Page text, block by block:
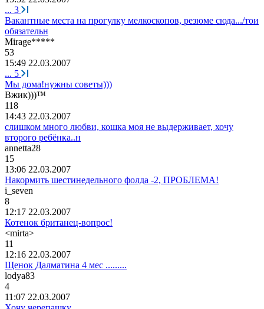
... 3
Вакантные места на прогулку мелкоскопов, резюме сюда.../тои
обязательн
Mirage*****
53
15:49 22.03.2007
... 5
Мы дома!нужны советы)))
Вжик)))™
118
14:43 22.03.2007
слишком много любви, кошка моя не выдерживает, хочу
второго ребёнка..н
annetta28
15
13:06 22.03.2007
Накормить шестинедельного фолда -2, ПРОБЛЕМА!
i_seven
8
12:17 22.03.2007
Котенок британец-вопрос!
<mirta>
11
12:16 22.03.2007
Щенок Далматина 4 мес .........
lodya83
4
11:07 22.03.2007